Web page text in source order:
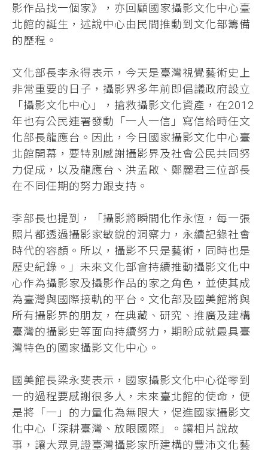
影作品找一個家》，亦回顧國家攝影文化中心臺
北館的誕生，述說中心由民間推動到文化部籌備
的歷程。
文化部長李永得表示，今天是臺灣視覺藝術史上
非常重要的日子，攝影界多年前即倡議政府設立
「攝影文化中心」，搶救攝影文化資產，在2012
年也有公民連署發動「一人一信」寫信給時任文
化部長龍應台。因此，今日國家攝影文化中心臺
北館開幕，要特別感謝攝影界及社會公民共同努
力促成，以及龍應台、洪孟啟、鄭麗君三位部長
在不同任期的努力跟支持。
李部長也提到，「攝影將瞬間化作永恆，每一張
照片都透過攝影家敏銳的洞察力，永續記錄社會
時代的容顏。所以，攝影不只是藝術，同時也是
歷史紀錄。」未來文化部會持續推動攝影文化中
心作為攝影家及攝影作品的家之角色，並使其成
為臺灣與國際接軌的平台。文化部及國美館將與
所有攝影界的朋友，在典藏、研究、推廣及建構
臺灣的攝影史等面向持續努力，期盼成就最具臺
灣特色的國家攝影文化中心。
國美館長梁永斐表示，國家攝影文化中心從零到
一的過程要感謝很多人，未來臺北館的使命，便
是將「一」的力量化為無限大，促進國家攝影文
化中心「深耕臺灣、放眼國際」。讓相片說故
事，讓大眾見證臺灣攝影家所建構的豐沛文化藝